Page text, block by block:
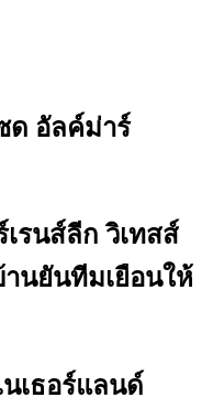
ด อัลค์ม่าร์
รนส์ลีก วิเทสส์
นยันทีมเยือนให้
นเธอร์แลนด์